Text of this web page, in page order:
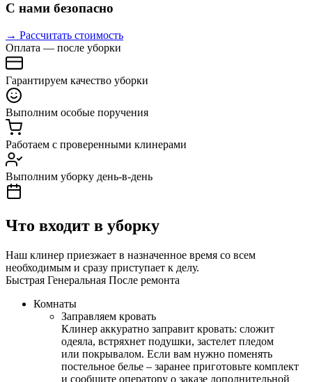
С нами безопасно
→ Рассчитать стоимость
Оплата — после уборки
Гарантируем качество уборки
Выполним особые поручения
Работаем с проверенными клинерами
Выполним уборку день-в-день
Что входит в уборку
Наш клинер приезжает в назначенное время со всем
необходимым и сразу приступает к делу.
Быстрая Генеральная После ремонта
Комнаты
Заправляем кровать
Клинер аккуратно заправит кровать: сложит
одеяла, встряхнет подушки, застелет пледом
или покрывалом. Если вам нужно поменять
постельное белье – заранее приготовьте комплект
и сообщите оператору о заказе дополнительной